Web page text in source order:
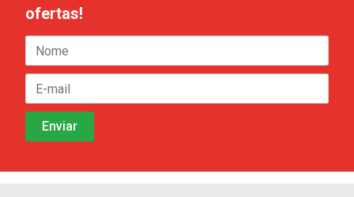
ofertas!